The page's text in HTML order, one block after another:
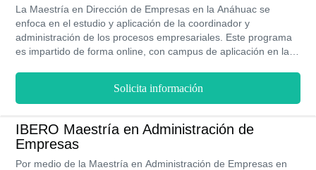
La Maestría en Dirección de Empresas en la Anáhuac se
enfoca en el estudio y aplicación de la coordinador y
administración de los procesos empresariales. Este programa
es impartido de forma online, con campus de aplicación en la
Solicita información
IBERO Maestría en Administración de
Empresas
Por medio de la Maestría en Administración de Empresas en